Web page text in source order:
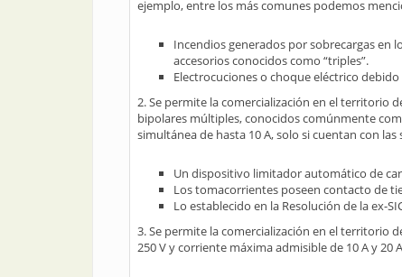
ejemplo, entre los más comunes podemos
Incendios generados por sobrecargas en
accesorios conocidos como “triples”.
Electrocuciones o choque eléctrico
2. Se permite la comercialización en el territorio
bipolares múltiples, conocidos comúnmente
simultánea de hasta 10 A, solo si cuentan con
Un dispositivo limitador automático de
Los tomacorrientes poseen contacto de
Lo establecido en la Resolución de la ex-
3. Se permite la comercialización en el territorio
250 V y corriente máxima admisible de 10 A y 20